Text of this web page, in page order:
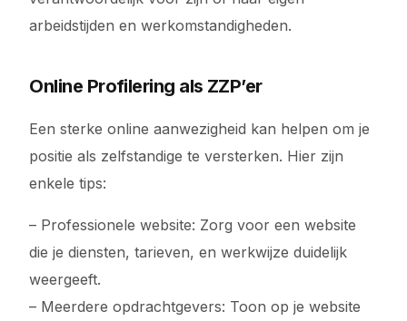
arbeidstijden en werkomstandigheden.
Online Profilering als ZZP’er
Een sterke online aanwezigheid kan helpen om je
positie als zelfstandige te versterken. Hier zijn
enkele tips:
– Professionele website: Zorg voor een website
die je diensten, tarieven, en werkwijze duidelijk
weergeeft.
– Meerdere opdrachtgevers: Toon op je website